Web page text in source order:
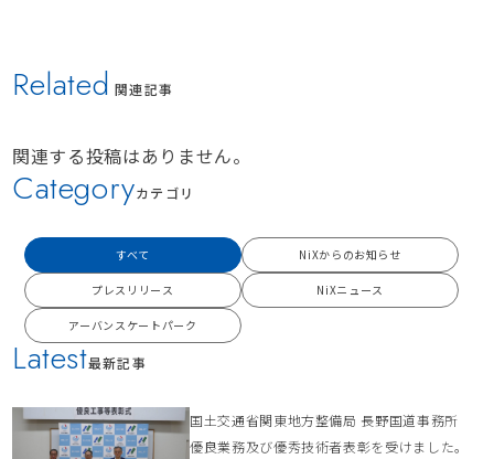
Related 関連記事
関連する投稿はありません。
Latest最新記事
国土交通省関東地方整備局 長野国道事務所
優良業務及び優秀技術者表彰を受けました。
Categoryカテゴリ
すべて NiXからのお知らせ
プレスリリース NiXニュース
アーバンスケートパーク